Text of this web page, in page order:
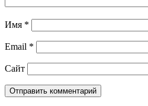
Имя *
Email *
Сайт